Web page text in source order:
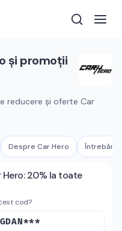
și promoții
reducere și oferte Car
Despre Car Hero Întrebări
Hero20% la toate
cod?